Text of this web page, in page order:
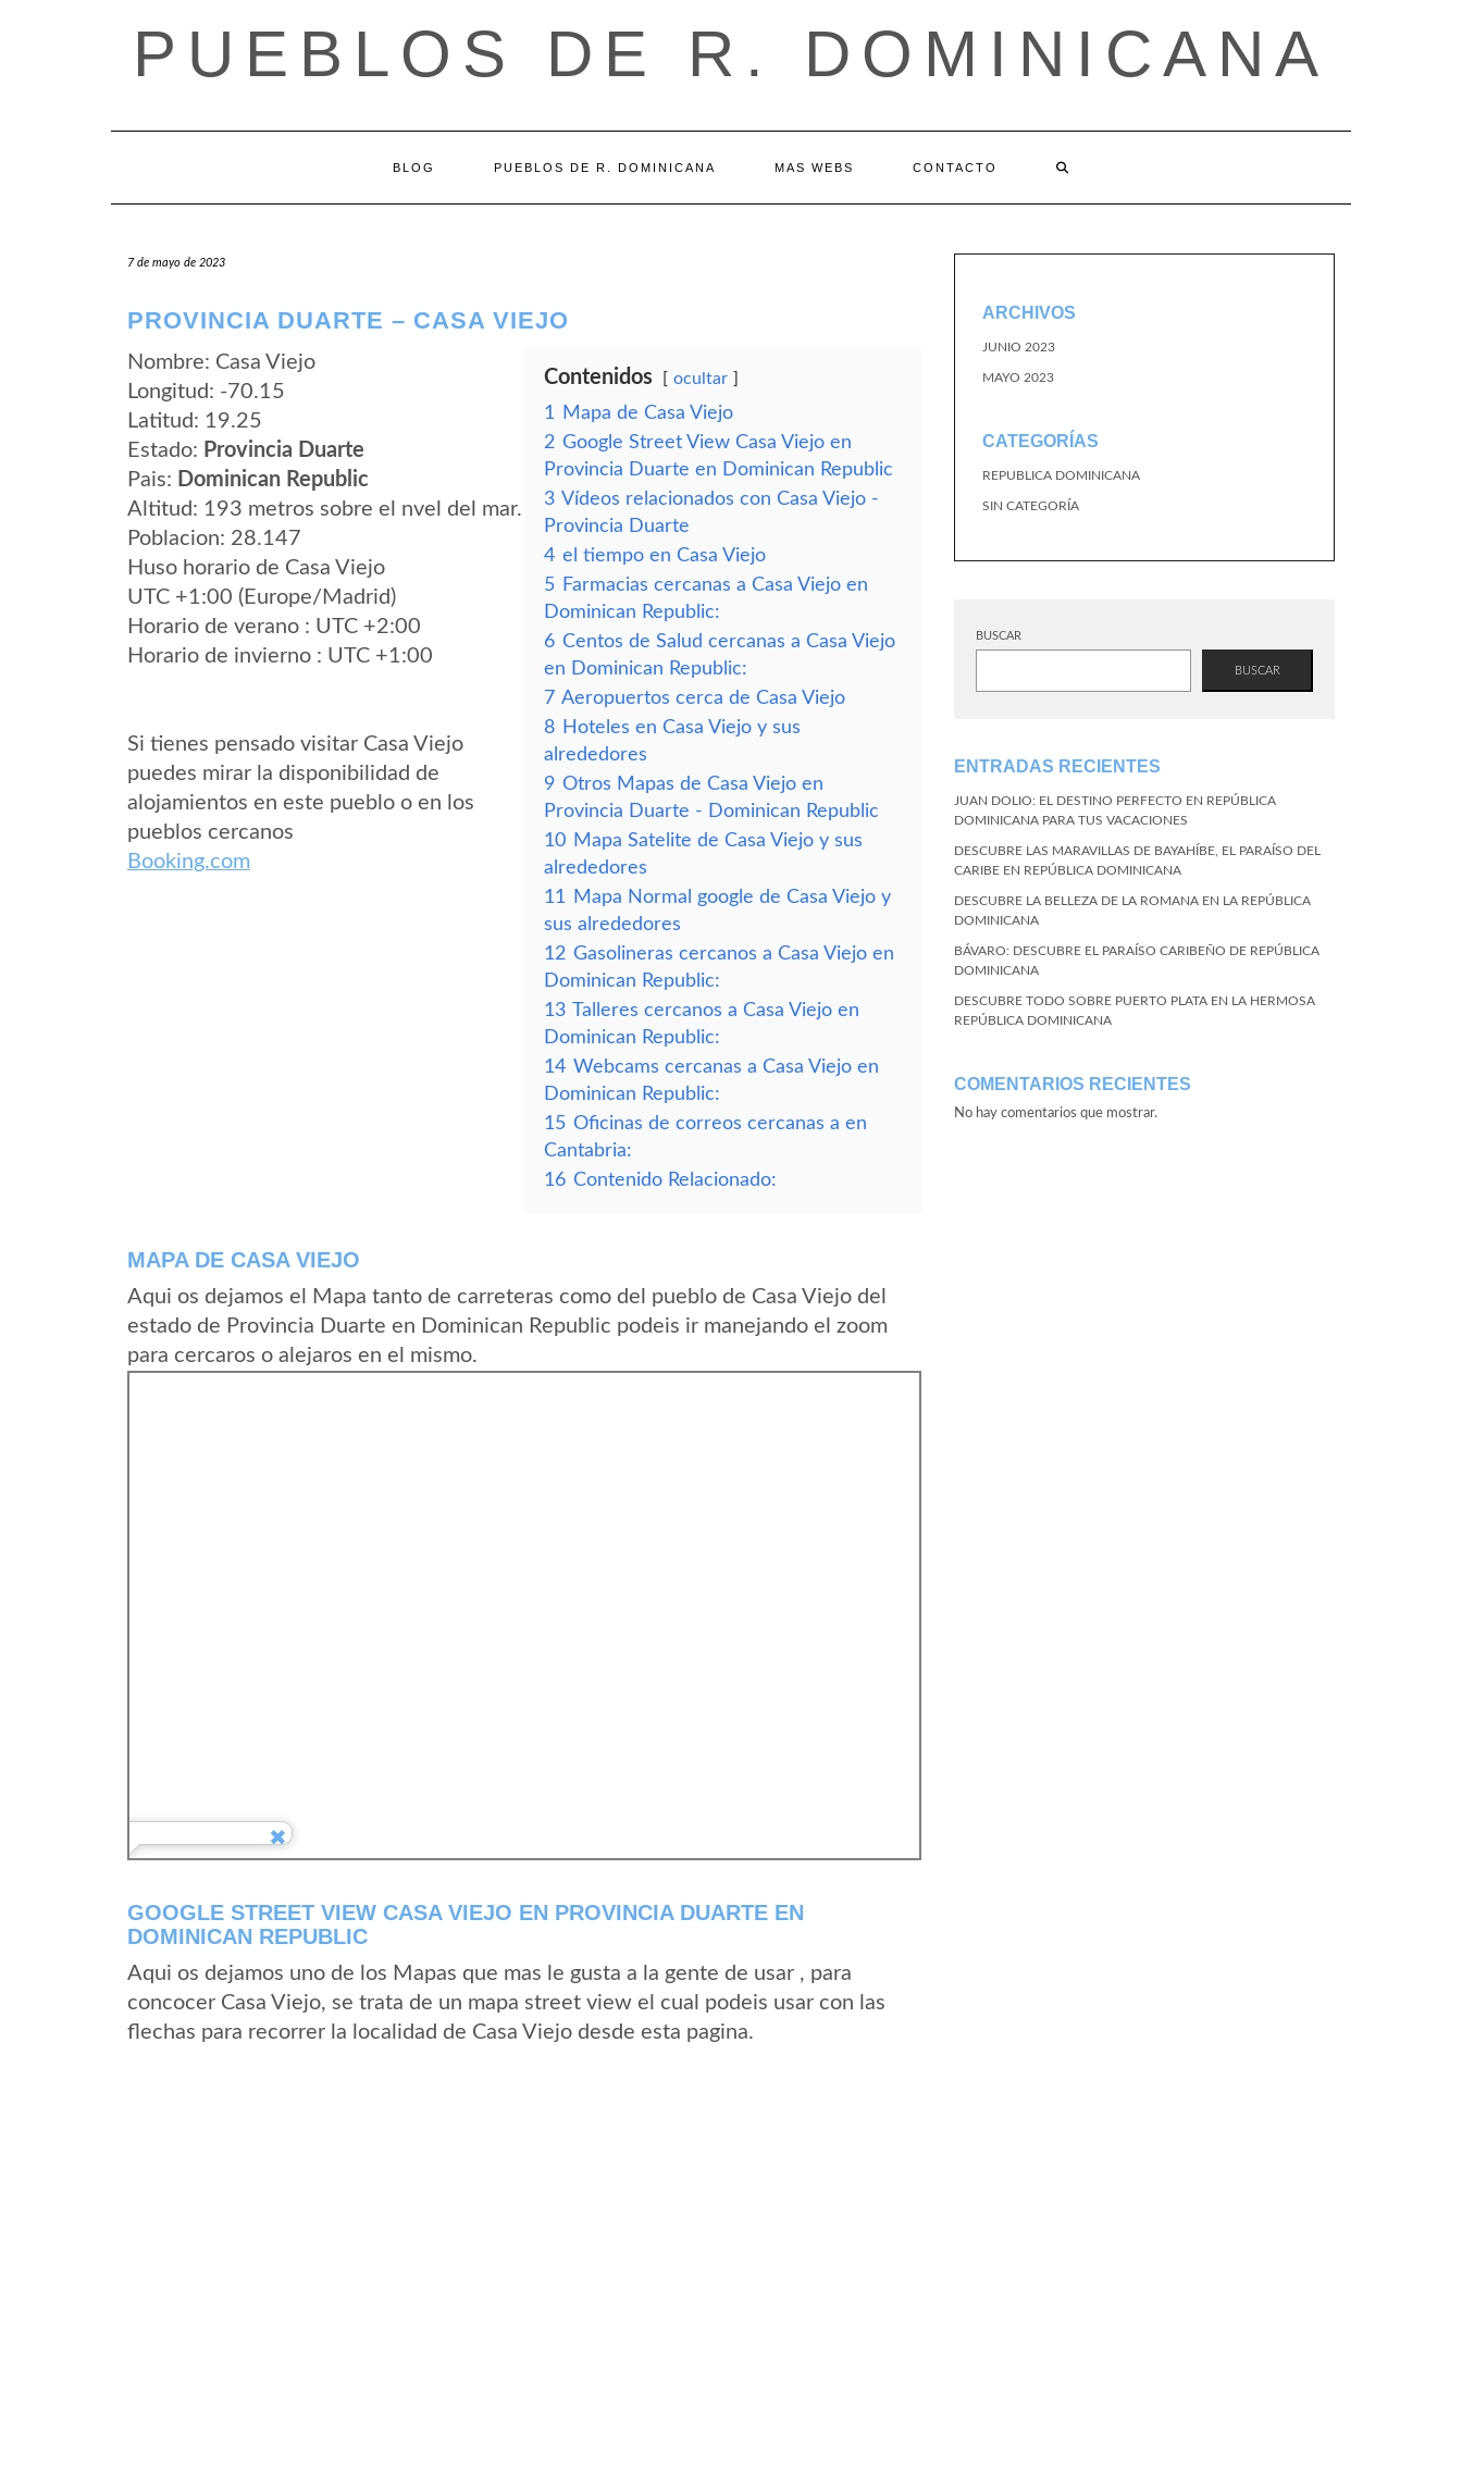
PUEBLOS DE R. DOMINICANA
BLOG PUEBLOS DE R. DOMINICANA MAS WEBS CONTACTO
7 de mayo de 2023
PROVINCIA DUARTE – CASA VIEJO
Nombre: Casa Viejo
Longitud: -70.15
Latitud: 19.25
Estado: Provincia Duarte
Pais: Dominican Republic
Altitud: 193 metros sobre el nvel del mar.
Poblacion: 28.147
Huso horario de Casa Viejo
UTC +1:00 (Europe/Madrid)
Horario de verano : UTC +2:00
Horario de invierno : UTC +1:00
Si tienes pensado visitar Casa Viejo
puedes mirar la disponibilidad de
alojamientos en este pueblo o en los
pueblos cercanos
Booking.com
Contenidos ocultar
1
Mapa de Casa Viejo
2 Google Street View Casa Viejo en
Provincia Duarte en Dominican Republic
3 Vídeos relacionados con Casa Viejo -
Provincia Duarte
4 el tiempo en Casa Viejo
5 Farmacias cercanas a Casa Viejo en
Dominican Republic:
6 Centos de Salud cercanas a Casa Viejo
en Dominican Republic:
7 Aeropuertos cerca de Casa Viejo
8 Hoteles en Casa Viejo y sus
alrededores
9 Otros Mapas de Casa Viejo en
Provincia Duarte - Dominican Republic
10 Mapa Satelite de Casa Viejo y sus
alrededores
11
Mapa Normal google de Casa Viejo y
sus alrededores
12 Gasolineras cercanos a Casa Viejo en
Dominican Republic:
13 Talleres cercanos a Casa Viejo en
Dominican Republic:
14 Webcams cercanas a Casa Viejo en
Dominican Republic:
15 Oficinas de correos cercanas a en
Cantabria:
16 Contenido Relacionado:
MAPA DE CASA VIEJO
Aqui os dejamos el Mapa tanto de carreteras como del pueblo de Casa Viejo del
estado de Provincia Duarte en Dominican Republic podeis ir manejando el zoom
para cercaros o alejaros en el mismo.
GOOGLE STREET VIEW CASA VIEJO EN PROVINCIA DUARTE EN
DOMINICAN REPUBLIC
Aqui os dejamos uno de los Mapas que mas le gusta a la gente de usar , para
concocer Casa Viejo, se trata de un mapa street view el cual podeis usar con las
flechas para recorrer la localidad de Casa Viejo desde esta pagina.
ARCHIVOS
JUNIO 2023
MAYO 2023
CATEGORÍAS
REPUBLICA DOMINICANA
SIN CATEGORÍA
BUSCAR
BUSCAR
ENTRADAS RECIENTES
JUAN DOLIO: EL DESTINO PERFECTO EN REPÚBLICA
DOMINICANA PARA TUS VACACIONES
DESCUBRE LAS MARAVILLAS DE BAYAHÍBE, EL PARAÍSO DEL
CARIBE EN REPÚBLICA DOMINICANA
DESCUBRE LA BELLEZA DE LA ROMANA EN LA REPÚBLICA
DOMINICANA
BÁVARO: DESCUBRE EL PARAÍSO CARIBEÑO DE REPÚBLICA
DOMINICANA
DESCUBRE TODO SOBRE PUERTO PLATA EN LA HERMOSA
REPÚBLICA DOMINICANA
COMENTARIOS RECIENTES
No hay comentarios que mostrar.